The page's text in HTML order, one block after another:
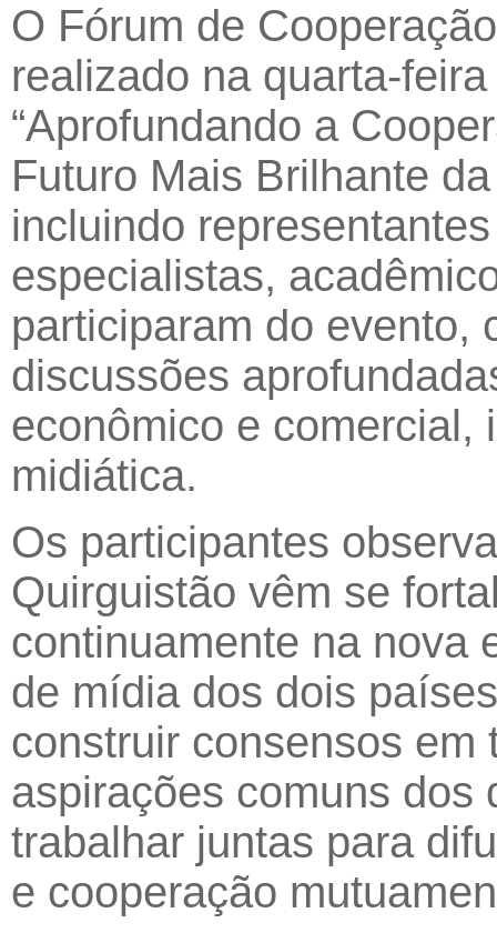
O Fórum de
realizado na quarta-
“Aprofundando a
Futuro Mais Brilhante
incluindo
especialistas,
participaram do evento,
discussões
econômico e comercial,
midiática.
Os participantes
Quirguistão vêm se
continuamente na nova
de mídia dos dois
construir consensos em
aspirações comuns dos
trabalhar juntas para
e cooperação